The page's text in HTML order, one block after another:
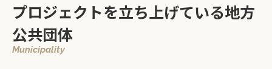
プロジェクトを立ち上げている地方
公共団体
Municipality